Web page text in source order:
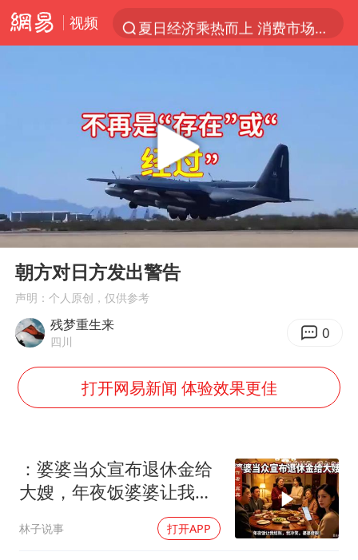
视频
刘嘉玲晒与周星驰合照
浙江近300条预警生效中 今夜大部暴雨
上海全力守护市民“菜篮子”
猫咪过火把节被抹成黑猫
BLG经理辟谣Bin离队
总书记点赞的非遗苗绣焕发新生机
Play
00:00 05:04
朝方对日方发出警告
声明：个人原创，仅供参考
残梦重生来
四川 0
打开网易新闻 体验效果更佳
：婆婆当众宣布退休金给
大嫂，年夜饭婆婆让我结
账，我冷笑，婆婆傻眼
林子说事 打开APP